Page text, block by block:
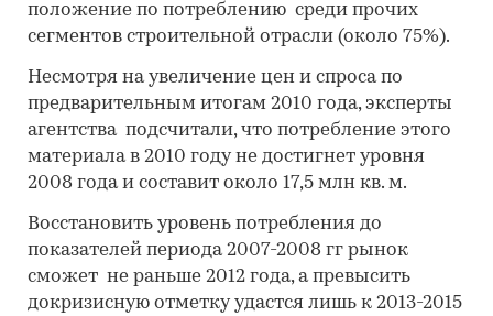
положение по потреблению среди прочих
сегментов строительной отрасли (около 75%).
Несмотря на увеличение цен и спроса по
предварительным итогам 2010 года, эксперты
агентства подсчитали, что потребление этого
материала в 2010 году не достигнет уровня
2008 года и составит около 17,5 млн кв. м.
Восстановить уровень потребления до
показателей периода 2007-2008 гг рынок
сможет не раньше 2012 года, а превысить
докризисную отметку удастся лишь к 2013-2015